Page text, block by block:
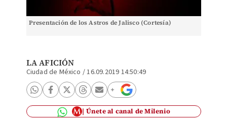
Presentación de los Astros de Jalisco (Cortesía)
LA AFICIÓN
Ciudad de México /16.09.2019 14:50:49
Únete al canal de Milenio